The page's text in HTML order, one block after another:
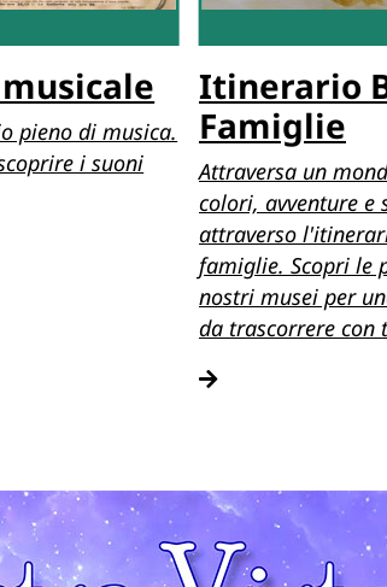
pieno di musica.
i suoni
Itinerario
Famiglie
Attraversa un
colori, avventure e
attraverso
famiglie. Scopri le
nostri musei per
da trascorrere